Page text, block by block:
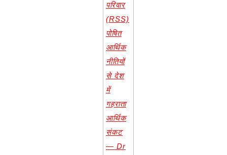
परिवार
(RSS)
पोषित
आर्थिक
नीतियों
से देश
में
गहराता
आर्थिक
संकट
— Dr